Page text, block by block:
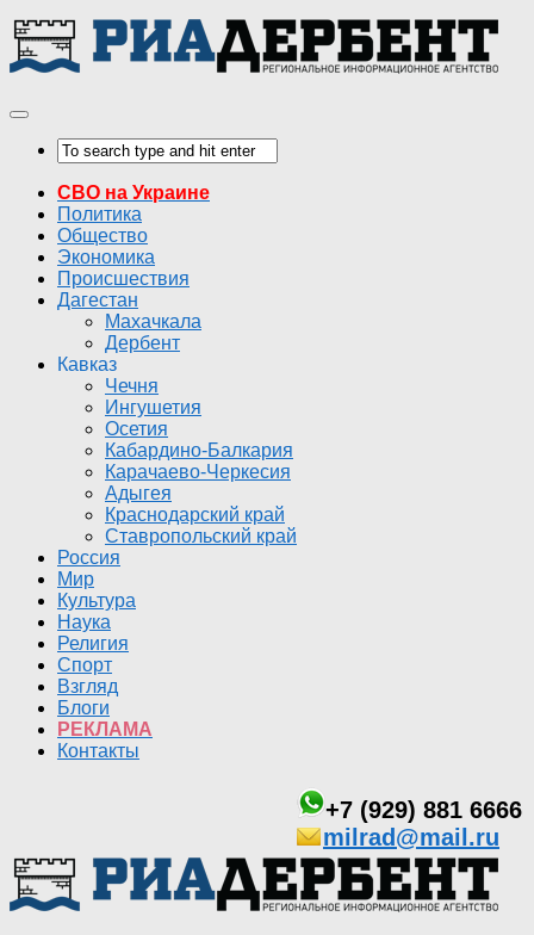
СВО на Украине
Политика
Общество
Экономика
Происшествия
Дагестан
Махачкала
Дербент
Кавказ
Чечня
Ингушетия
Осетия
Кабардино-Балкария
Карачаево-Черкесия
Адыгея
Краснодарский край
Ставропольский край
Россия
Мир
Культура
Наука
Религия
Спорт
Взгляд
Блоги
РЕКЛАМА
Контакты
+7 (929) 881 6666
milrad@mail.ru